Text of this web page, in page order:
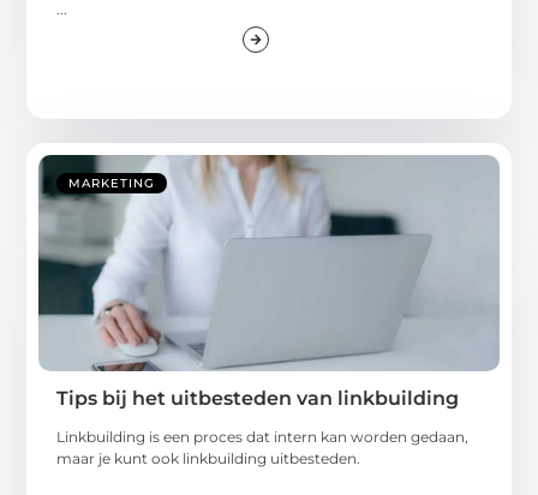
...
MARKETING
Tips bij het uitbesteden van linkbuilding
Linkbuilding is een proces dat intern kan worden gedaan,
maar je kunt ook linkbuilding uitbesteden.